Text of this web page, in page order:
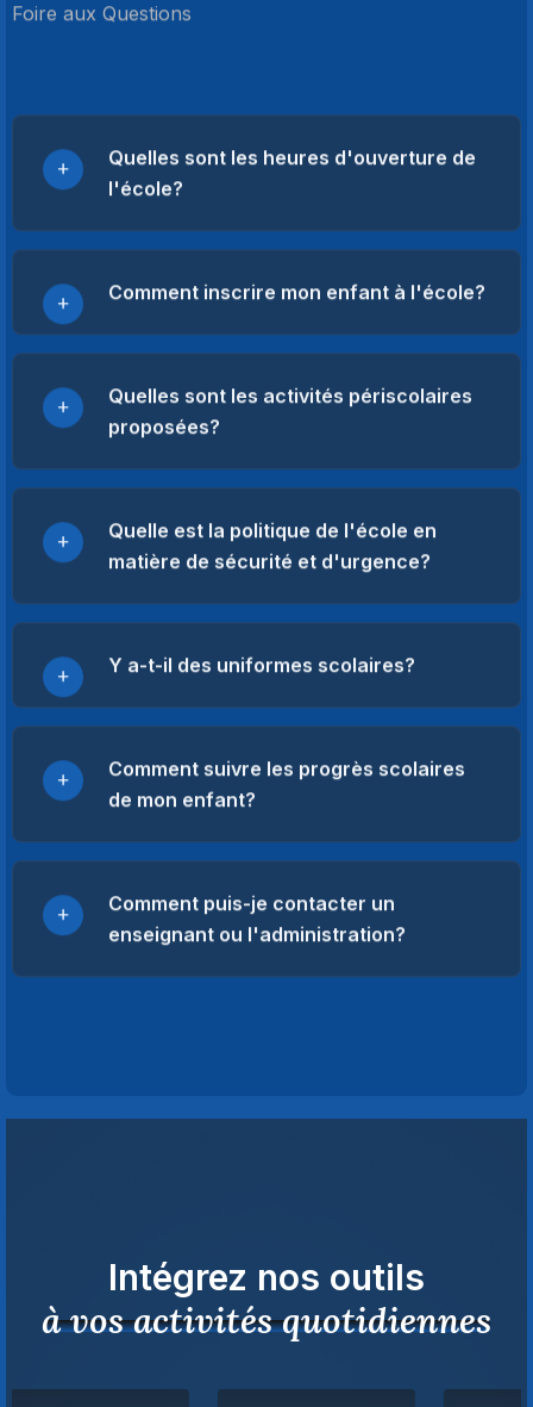
Foire aux Questions
Quelles sont les heures d'ouverture de
l'école?
Comment inscrire mon enfant à l'école?
Quelles sont les activités périscolaires
proposées?
Quelle est la politique de l'école en
matière de sécurité et d'urgence?
Y a-t-il des uniformes scolaires?
Comment suivre les progrès scolaires
de mon enfant?
Comment puis-je contacter un
enseignant ou l'administration?
Intégrez nos outils
à vos activités quotidiennes